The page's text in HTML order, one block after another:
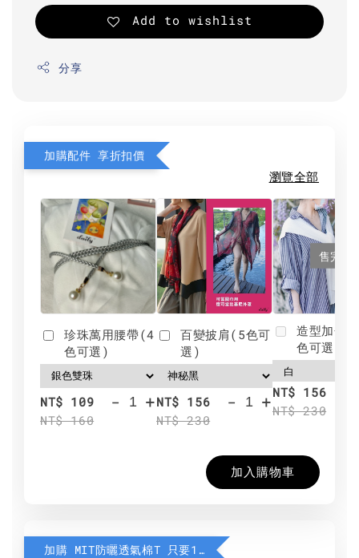
Add to wishlist
分享
加購配件 享折扣價
瀏覽全部
珍珠萬用腰帶(4
色可選)
NT$ 109
NT$ 160
- +
百變披肩(5色可
選)
NT$ 156
NT$ 230
- +
售完
造型加分
色可選)
NT$ 156
NT$ 230
加入購物車
加購 MIT防曬透氣棉T 只要190元